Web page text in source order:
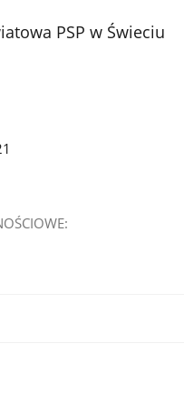
galerii.
PSP w Świeciu